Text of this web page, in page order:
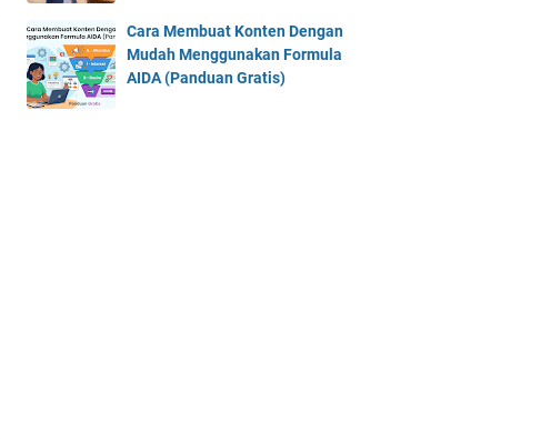
Cara Membuat Konten Dengan
Mudah Menggunakan Formula
AIDA (Panduan Gratis)